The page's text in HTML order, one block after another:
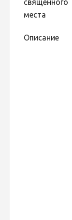
священного
места
Описание